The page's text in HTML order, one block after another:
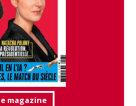
magazine